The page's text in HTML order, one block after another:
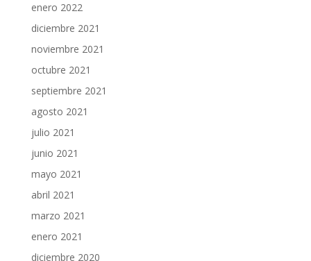
enero 2022
diciembre 2021
noviembre 2021
octubre 2021
septiembre 2021
agosto 2021
julio 2021
junio 2021
mayo 2021
abril 2021
marzo 2021
enero 2021
diciembre 2020